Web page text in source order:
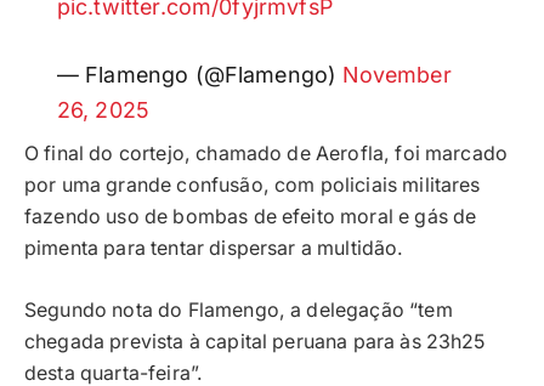
pic.twitter.com/0fyjrmvfsP
— Flamengo (@Flamengo) November
26, 2025
O final do cortejo, chamado de Aerofla, foi marcado
por uma grande confusão, com policiais militares
fazendo uso de bombas de efeito moral e gás de
pimenta para tentar dispersar a multidão.
Segundo nota do Flamengo, a delegação “tem
chegada prevista à capital peruana para às 23h25
desta quarta-feira”.